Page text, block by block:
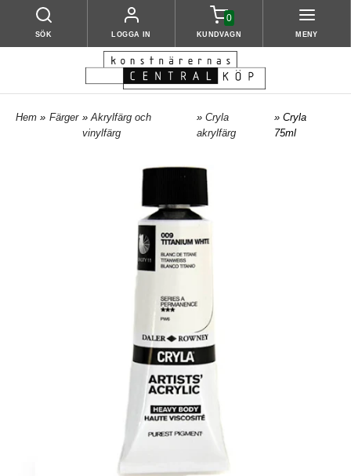
SÖK LOGGA IN
0
KUNDVAGN MENY
Hem » Färger » Akrylfärg och
vinylfärg
» Cryla
akrylfärg
» Cryla
75ml